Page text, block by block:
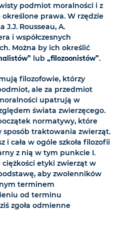
podmiot moralności i z
prawa. W rzędzie
Rousseau, A.
i współczesnych
Można by ich określić
lub „filozoonistów”.
filozofowie, którzy
ale za przedmiot
upatrują w
świata zwierzęcego.
normatywy, które
sposób traktowania zwierząt.
i cała w ogóle szkoła filozofii
z nią w tym punkcie I.
etyki zwierząt w
aby zwolenników
terminem
od terminu
zgoła odmienne